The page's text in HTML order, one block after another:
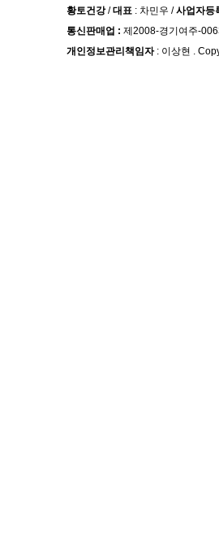
황토건강/대표 : 차민우 /사업자등
통신판매업 : 제2008-경기여주-
개인정보관리책임자: 이상현 .